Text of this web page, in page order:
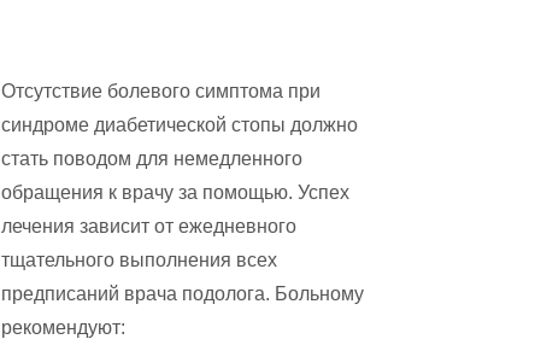
Отсутствие болевого симптома при
синдроме диабетической стопы должно
стать поводом для немедленного
обращения к врачу за помощью. Успех
лечения зависит от ежедневного
тщательного выполнения всех
предписаний врача подолога. Больному
рекомендуют: